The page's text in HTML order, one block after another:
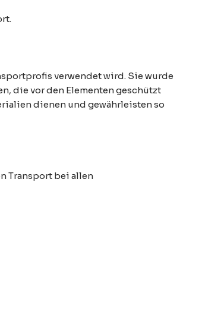
verwendet wird. Sie wurde
die vor den Elementen geschützt
dienen und gewährleisten so
Transport bei allen